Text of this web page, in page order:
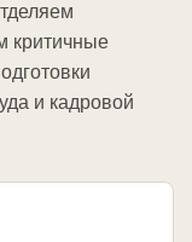
критичные
и кадровой